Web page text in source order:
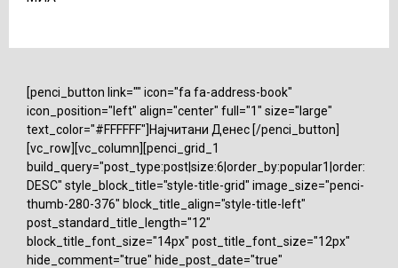
[penci_button link="" icon="fa fa-address-book"
icon_position="left" align="center" full="1" size="large"
text_color="#FFFFFF"]Најчитани Денес [/penci_button]
[vc_row][vc_column][penci_grid_1
build_query="post_type:post|size:6|order_by:popular1|order:
DESC" style_block_title="style-title-grid" image_size="penci-
thumb-280-376" block_title_align="style-title-left"
post_standard_title_length="12"
block_title_font_size="14px" post_title_font_size="12px"
hide_comment="true" hide_post_date="true"